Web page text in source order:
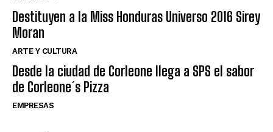
Destituyen a la Miss Honduras Universo 2016 Sirey
Moran
ARTE Y CULTURA
Desde la ciudad de Corleone llega a SPS el sabor
de Corleone´s Pizza
EMPRESAS